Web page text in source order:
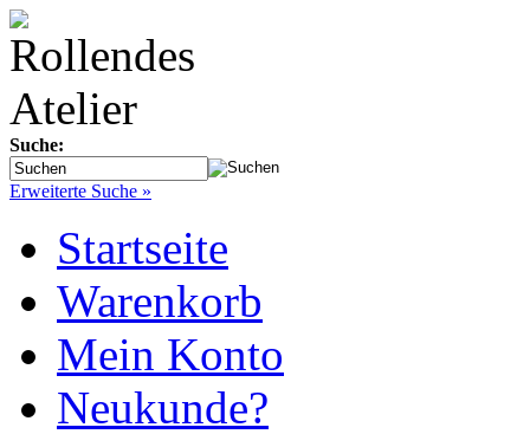
Suche:
Erweiterte Suche »
Startseite
Warenkorb
Mein Konto
Neukunde?